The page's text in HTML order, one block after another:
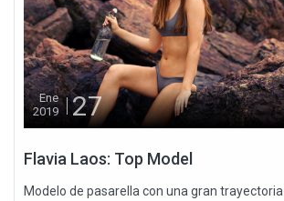
Ene
2019
27
Flavia Laos: Top Model
Modelo de pasarella con una gran